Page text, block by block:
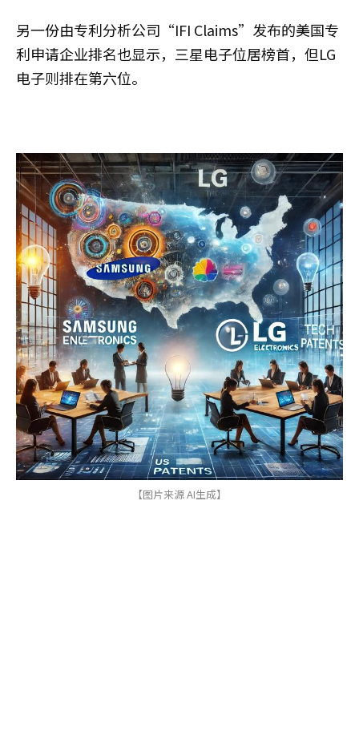
另一份由专利分析公司“IFI Claims”发布的美国专
利申请企业排名也显示，三星电子位居榜首，但LG
电子则排在第六位。
【图片来源 AI生成】